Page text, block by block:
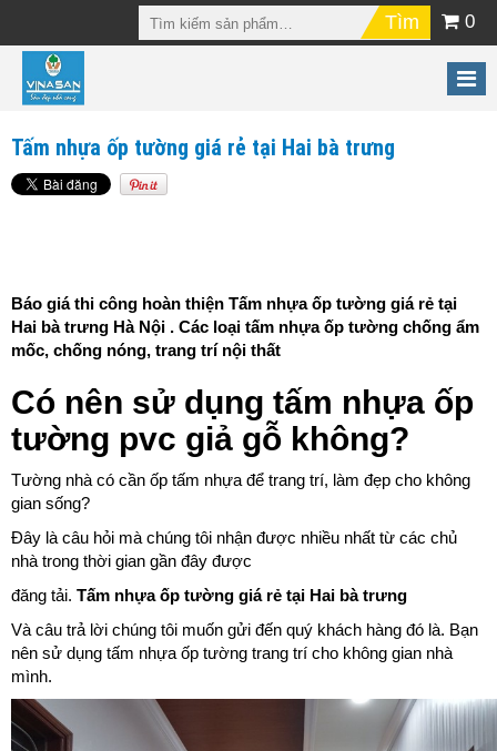
0
Tấm nhựa ốp tường giá rẻ tại Hai bà trưng
Báo giá thi công hoàn thiện Tấm nhựa ốp tường giá rẻ tại
Hai bà trưng Hà Nội . Các loại tấm nhựa ốp tường chống ẩm
mốc, chống nóng, trang trí nội thất
Có nên sử dụng tấm nhựa ốp
tường pvc giả gỗ không?
Tường nhà có cần ốp tấm nhựa để trang trí, làm đẹp cho không
gian sống?
Đây là câu hỏi mà chúng tôi nhận được nhiều nhất từ các chủ
nhà trong thời gian gần đây được
đăng tải. Tấm nhựa ốp tường giá rẻ tại Hai bà trưng
Và câu trả lời chúng tôi muốn gửi đến quý khách hàng đó là. Bạn
nên sử dụng tấm nhựa ốp tường trang trí cho không gian nhà
mình.